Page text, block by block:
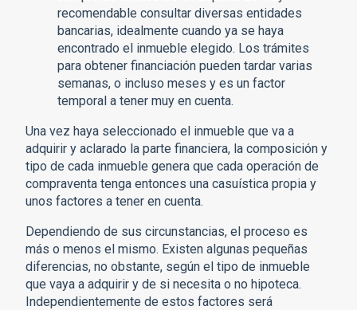
recomendable consultar diversas entidades
bancarias, idealmente cuando ya se haya
encontrado el inmueble elegido. Los trámites
para obtener financiación pueden tardar varias
semanas, o incluso meses y es un factor
temporal a tener muy en cuenta.
Una vez haya seleccionado el inmueble que va a
adquirir y aclarado la parte financiera, la composición y
tipo de cada inmueble genera que cada operación de
compraventa tenga entonces una casuística propia y
unos factores a tener en cuenta.
Dependiendo de sus circunstancias, el proceso es
más o menos el mismo. Existen algunas pequeñas
diferencias, no obstante, según el tipo de inmueble
que vaya a adquirir y de si necesita o no hipoteca.
Independientemente de estos factores será